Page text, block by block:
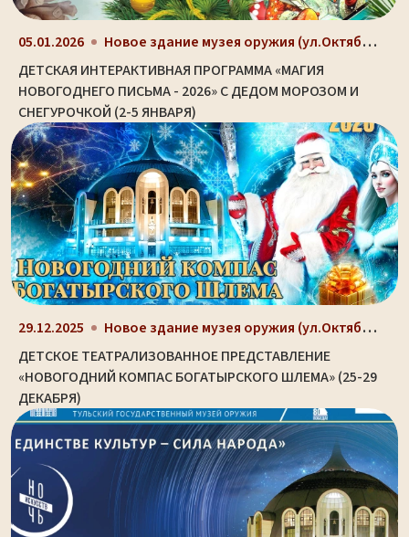
05.01.2026 Новое здание музея оружия (ул.Октябрьская, д. 2)
ДЕТСКАЯ ИНТЕРАКТИВНАЯ ПРОГРАММА «МАГИЯ
НОВОГОДНЕГО ПИСЬМА - 2026» С ДЕДОМ МОРОЗОМ И
СНЕГУРОЧКОЙ (2-5 ЯНВАРЯ)
29.12.2025 Новое здание музея оружия (ул.Октябрьская, д. 2)
ДЕТСКОЕ ТЕАТРАЛИЗОВАННОЕ ПРЕДСТАВЛЕНИЕ
«НОВОГОДНИЙ КОМПАС БОГАТЫРСКОГО ШЛЕМА» (25-29
ДЕКАБРЯ)